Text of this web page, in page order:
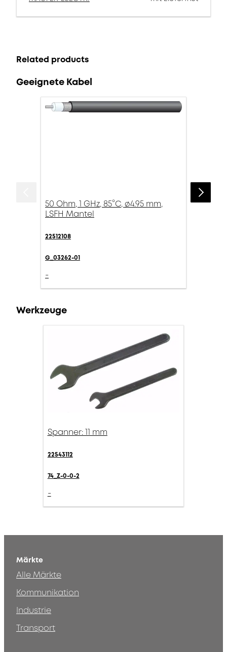
Related products
Geeignete Kabel
50 Ohm, 1 GHz, 85°C, ø4.95 mm,
LSFH Mantel
22512108
G_03262-01
-
Werkzeuge
Spanner: 11 mm
22543112
74_Z-0-0-2
-
Märkte
Alle Märkte
Kommunikation
Industrie
Transport